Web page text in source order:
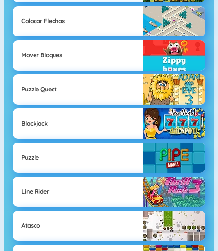
Colocar Flechas
Mover Bloques
Puzzle Quest
Blackjack
Puzzle
Line Rider
Atasco